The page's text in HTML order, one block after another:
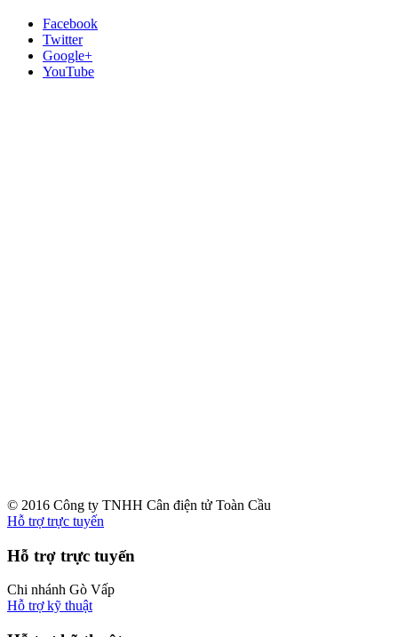
Facebook
Twitter
Google+
YouTube
© 2016 Công ty TNHH Cân điện tử Toàn Cầu
Hỗ trợ trực tuyến
Hỗ trợ trực tuyến
Chi nhánh Gò Vấp
Hỗ trợ kỹ thuật